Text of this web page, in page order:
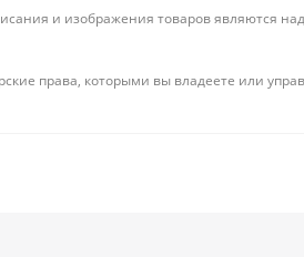
и изображения товаров
права, которыми вы владеете или